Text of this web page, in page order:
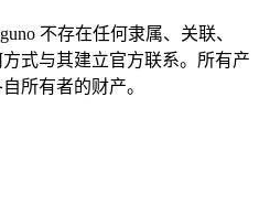
不存在任何隶属、关联、
式与其建立官方联系。所有产
所有者的财产。